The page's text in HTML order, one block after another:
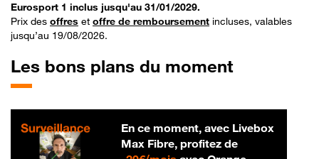
Eurosport 1 inclus jusqu'au 31/01/2029.
Prix des offres et offre de remboursement incluses, valables
jusqu’au 19/08/2026.
Les bons plans du moment
En ce moment, avec Livebox
Max Fibre, profitez de